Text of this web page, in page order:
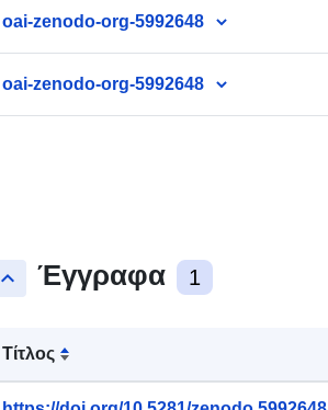
oai-zenodo-org-5992648
oai-zenodo-org-5992648
keyboard_arrow_up Έγγραφα 1
Τίτλος